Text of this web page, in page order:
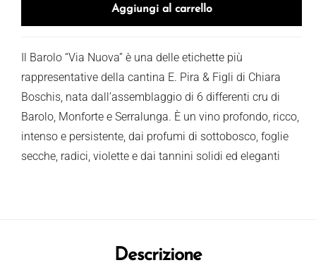
Aggiungi al carrello
Il Barolo “Via Nuova” è una delle etichette più
rappresentative della cantina E. Pira & Figli di Chiara
Boschis, nata dall’assemblaggio di 6 differenti cru di
Barolo, Monforte e Serralunga. È un vino profondo, ricco,
intenso e persistente, dai profumi di sottobosco, foglie
secche, radici, violette e dai tannini solidi ed eleganti
Descrizione